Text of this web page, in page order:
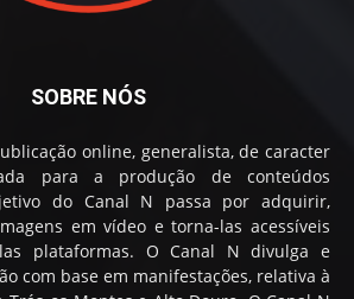
SOBRE NÓS
online, generalista, de caracter
para a produção de conteúdos
do Canal N passa por adquirir,
em vídeo e torna-las acessíveis
plataformas. O Canal N divulga e
com base em manifestações, relativa à